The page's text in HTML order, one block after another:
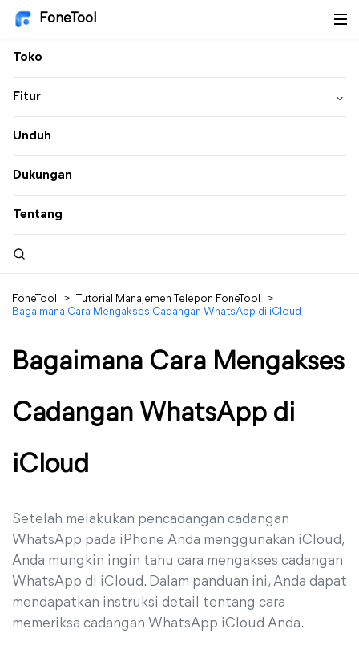
FoneTool
Toko
Fitur
Unduh
Dukungan
Tentang
FoneTool > Tutorial Manajemen Telepon FoneTool
>
Bagaimana Cara Mengakses Cadangan WhatsApp di iCloud
Bagaimana Cara Mengakses
Cadangan WhatsApp di
iCloud
Setelah melakukan pencadangan cadangan
WhatsApp pada iPhone Anda menggunakan iCloud,
Anda mungkin ingin tahu cara mengakses cadangan
WhatsApp di iCloud. Dalam panduan ini, Anda dapat
mendapatkan instruksi detail tentang cara
memeriksa cadangan WhatsApp iCloud Anda.